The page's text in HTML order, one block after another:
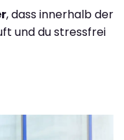
, dass innerhalb der
und du stressfrei